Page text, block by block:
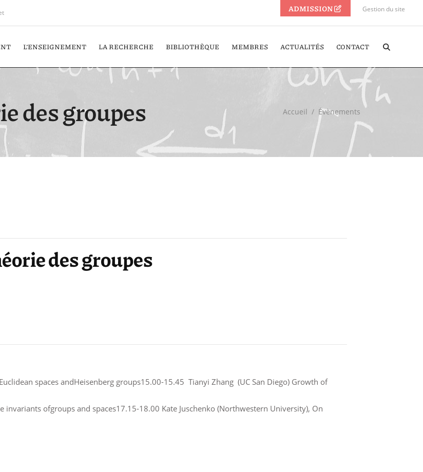
ADMISSION Gestion du site
L’ENSEIGNEMENT LA RECHERCHE BIBLIOTHÈQUE MEMBRES ACTUALITÉS CONTACT
des groupes Accueil / Évènements
des groupes
spaces andHeisenberg groups15.00-15.45 Tianyi Zhang (UC San Diego) Growth of
ofgroups and spaces17.15-18.00 Kate Juschenko (Northwestern University), On